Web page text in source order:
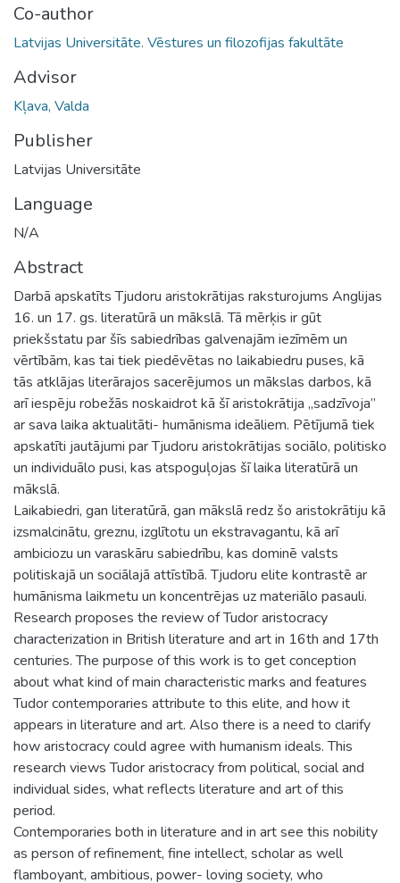
Co-author
Latvijas Universitāte. Vēstures un filozofijas fakultāte
Advisor
Kļava, Valda
Publisher
Latvijas Universitāte
Language
N/A
Abstract
Darbā apskatīts Tjudoru aristokrātijas raksturojums Anglijas
16. un 17. gs. literatūrā un mākslā. Tā mērķis ir gūt
priekšstatu par šīs sabiedrības galvenajām iezīmēm un
vērtībām, kas tai tiek piedēvētas no laikabiedru puses, kā
tās atklājas literārajos sacerējumos un mākslas darbos, kā
arī iespēju robežās noskaidrot kā šī aristokrātija „sadzīvoja”
ar sava laika aktualitāti- humānisma ideāliem. Pētījumā tiek
apskatīti jautājumi par Tjudoru aristokrātijas sociālo, politisko
un individuālo pusi, kas atspoguļojas šī laika literatūrā un
mākslā.
Laikabiedri, gan literatūrā, gan mākslā redz šo aristokrātiju kā
izsmalcinātu, greznu, izglītotu un ekstravagantu, kā arī
ambiciozu un varaskāru sabiedrību, kas dominē valsts
politiskajā un sociālajā attīstībā. Tjudoru elite kontrastē ar
humānisma laikmetu un koncentrējas uz materiālo pasauli.
Research proposes the review of Tudor aristocracy
characterization in British literature and art in 16th and 17th
centuries. The purpose of this work is to get conception
about what kind of main characteristic marks and features
Tudor contemporaries attribute to this elite, and how it
appears in literature and art. Also there is a need to clarify
how aristocracy could agree with humanism ideals. This
research views Tudor aristocracy from political, social and
individual sides, what reflects literature and art of this
period.
Contemporaries both in literature and in art see this nobility
as person of refinement, fine intellect, scholar as well
flamboyant, ambitious, power- loving society, who